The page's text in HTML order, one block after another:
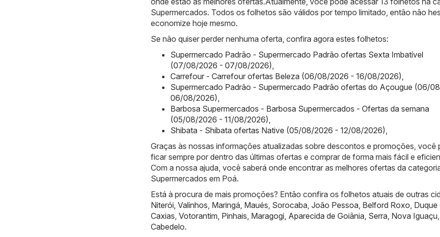
Supermercados. Todos os folhetos são válidos por tempo limitado, então não
economize hoje mesmo.
Se não quiser perder nenhuma oferta, confira agora estes folhetos:
Supermercado Padrão - Supermercado Padrão ofertas Sexta Imbatível
(07/08/2026 - 07/08/2026),
Carrefour - Carrefour ofertas Beleza (06/08/2026 - 16/08/2026),
Supermercado Padrão - Supermercado Padrão ofertas do Açougue (06/
06/08/2026),
Barbosa Supermercados - Barbosa Supermercados - Ofertas da semana
(05/08/2026 - 11/08/2026),
Shibata - Shibata ofertas Native (05/08/2026 - 12/08/2026),
Graças às nossas informações atualizadas sobre descontos e promoções, você
ficar sempre por dentro das últimas ofertas e comprar de forma mais fácil e
Com a nossa ajuda, você saberá onde encontrar as melhores ofertas da
Supermercados em Poá.
Está à procura de mais promoções? Então confira os folhetos atuais de outras
Niterói, Valinhos, Maringá, Maués, Sorocaba, João Pessoa, Belford Roxo, Duque
Caxias, Votorantim, Pinhais, Maragogi, Aparecida de Goiânia, Serra, Nova Iguaçu,
Cabedelo.